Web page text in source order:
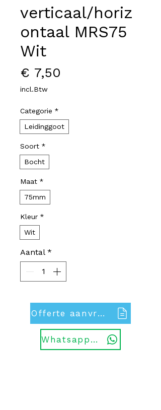
verticaal/horiz
ontaal MRS75
Wit
€ 7,50
incl.Btw
Categorie *
Leidinggoot
Soort *
Bocht
Maat *
75mm
Kleur *
Wit
Aantal *
Offerte aanvragen
Whatsapp ons